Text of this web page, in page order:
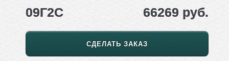
09Г2С
66269 руб.
СДЕЛАТЬ ЗАКАЗ